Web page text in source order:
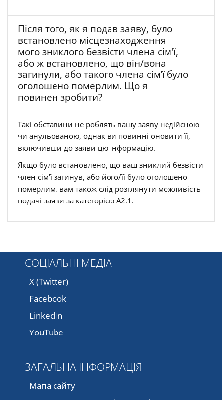
Після того, як я подав заяву, було
встановлено місцезнаходження
мого зниклого безвісти члена сім'ї,
або ж встановлено, що він/вона
загинули, або такого члена сім’ї було
оголошено померлим. Що я
повинен зробити?
Такі обставини не роблять вашу заяву недійсною
чи анульованою, однак ви повинні оновити її,
включивши до заяви цю інформацію.
Якщо було встановлено, що ваш зниклий безвісти
член сім'ї загинув, або його/її було оголошено
померлим, вам також слід розглянути можливість
подачі заяви за категорією A2.1.
СОЦІАЛЬНІ МЕДІА
X (Twitter)
Facebook
LinkedIn
YouTube
ЗАГАЛЬНА ІНФОРМАЦІЯ
Мапа сайту